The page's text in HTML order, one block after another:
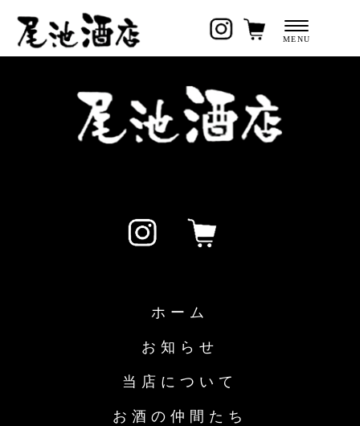
ホーム
お知らせ
当店について
お酒の仲間たち